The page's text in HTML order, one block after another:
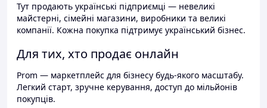
Тут продають українські підприємці — невеликі
майстерні, сімейні магазини, виробники та великі
компанії. Кожна покупка підтримує український бізнес.
Для тих, хто продає онлайн
Prom — маркетплейс для бізнесу будь-якого масштабу.
Легкий старт, зручне керування, доступ до мільйонів
покупців.